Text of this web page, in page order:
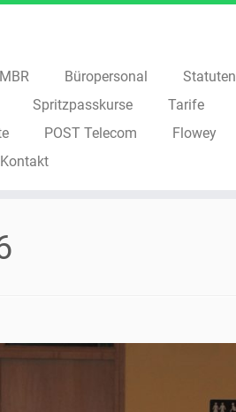
Büropersonal Statuten
Spritzpasskurse Tarife
POST Telecom Flowey
Kontakt